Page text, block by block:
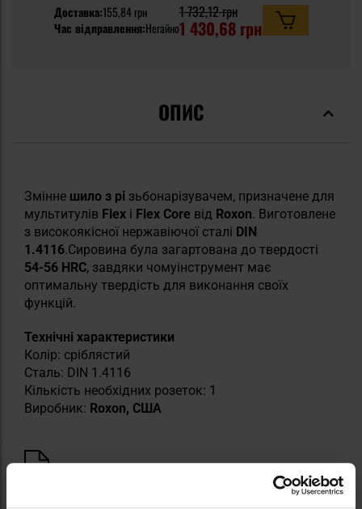
Доставка:155,84 грн
Час відправлення:Негайно
1 732,12 грн
1 430,68 грн
ОПИС
Змінне шило з рі зьбонарізувачем, призначене для
мультитулів Flex і Flex Core від Roxon. Виготовлене
з високоякісної нержавіючої сталі DIN
1.4116.Сировина була загартована до твердості
54-56 HRC, завдяки чомуінструмент має
оптимальну твердість для виконання своїх
функцій.
Технічні характеристики
Колір: сріблястий
Сталь: DIN 1.4116
Кількість необхідних розеток: 1
Виробник: Roxon, США
Інформація про виробника та техніку безпеки